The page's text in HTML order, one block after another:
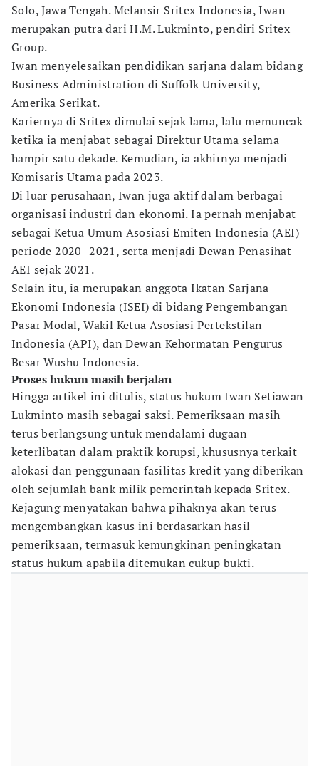
Solo, Jawa Tengah. Melansir Sritex Indonesia, Iwan
merupakan putra dari H.M. Lukminto, pendiri Sritex
Group.
Iwan menyelesaikan pendidikan sarjana dalam bidang
Business Administration di Suffolk University,
Amerika Serikat.
Kariernya di Sritex dimulai sejak lama, lalu memuncak
ketika ia menjabat sebagai Direktur Utama selama
hampir satu dekade. Kemudian, ia akhirnya menjadi
Komisaris Utama pada 2023.
Di luar perusahaan, Iwan juga aktif dalam berbagai
organisasi industri dan ekonomi. Ia pernah menjabat
sebagai Ketua Umum Asosiasi Emiten Indonesia (AEI)
periode 2020–2021, serta menjadi Dewan Penasihat
AEI sejak 2021.
Selain itu, ia merupakan anggota Ikatan Sarjana
Ekonomi Indonesia (ISEI) di bidang Pengembangan
Pasar Modal, Wakil Ketua Asosiasi Pertekstilan
Indonesia (API), dan Dewan Kehormatan Pengurus
Besar Wushu Indonesia.
Proses hukum masih berjalan
Hingga artikel ini ditulis, status hukum Iwan Setiawan
Lukminto masih sebagai saksi. Pemeriksaan masih
terus berlangsung untuk mendalami dugaan
keterlibatan dalam praktik korupsi, khususnya terkait
alokasi dan penggunaan fasilitas kredit yang diberikan
oleh sejumlah bank milik pemerintah kepada Sritex.
Kejagung menyatakan bahwa pihaknya akan terus
mengembangkan kasus ini berdasarkan hasil
pemeriksaan, termasuk kemungkinan peningkatan
status hukum apabila ditemukan cukup bukti.